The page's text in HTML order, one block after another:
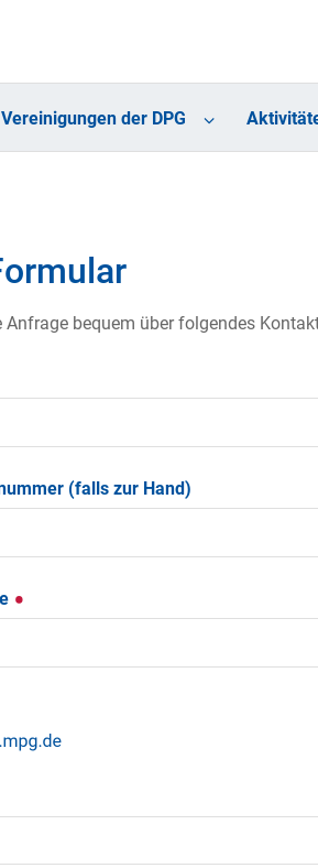
Vereinigungen der DPG
Anfrage bequem über folgendes
(falls zur Hand)